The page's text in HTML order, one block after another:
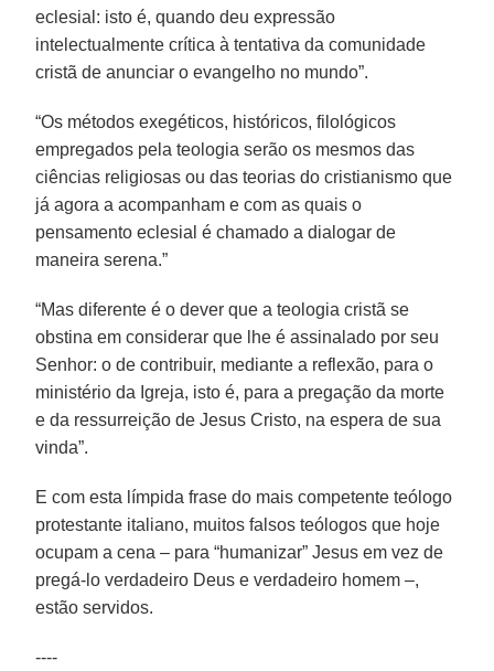
eclesial: isto é, quando deu expressão
intelectualmente crítica à tentativa da comunidade
cristã de anunciar o evangelho no mundo”.
“Os métodos exegéticos, históricos, filológicos
empregados pela teologia serão os mesmos das
ciências religiosas ou das teorias do cristianismo que
já agora a acompanham e com as quais o
pensamento eclesial é chamado a dialogar de
maneira serena.”
“Mas diferente é o dever que a teologia cristã se
obstina em considerar que lhe é assinalado por seu
Senhor: o de contribuir, mediante a reflexão, para o
ministério da Igreja, isto é, para a pregação da morte
e da ressurreição de Jesus Cristo, na espera de sua
vinda”.
E com esta límpida frase do mais competente teólogo
protestante italiano, muitos falsos teólogos que hoje
ocupam a cena – para “humanizar” Jesus em vez de
pregá-lo verdadeiro Deus e verdadeiro homem –,
estão servidos.
----